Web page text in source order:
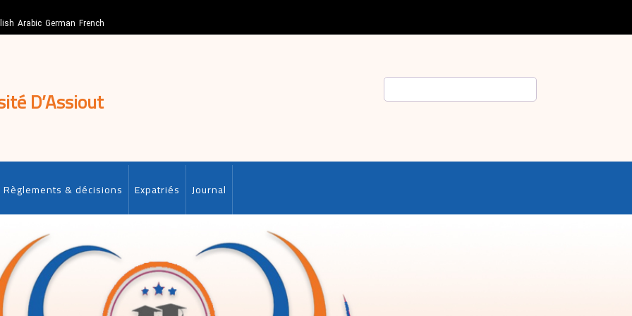
Arabic German French
D’Assiout
Règlements & décisions Expatriés Journal